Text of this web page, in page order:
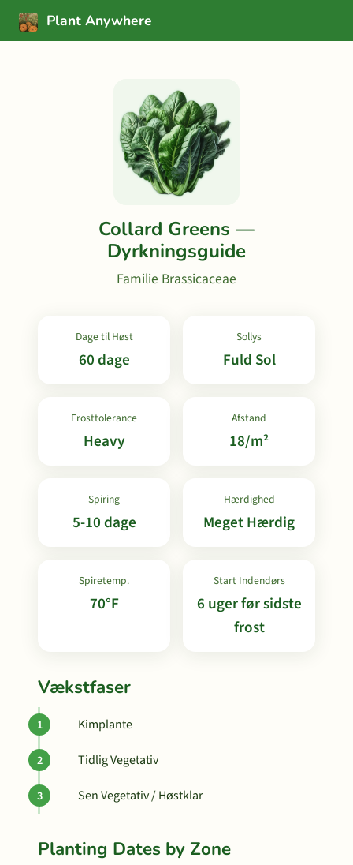
Plant Anywhere
Collard Greens —
Dyrkningsguide
Familie Brassicaceae
Dage til Høst
60 dage
Sollys
Fuld Sol
Frosttolerance
Heavy
Afstand
18/m²
Spiring
5-10 dage
Hærdighed
Meget Hærdig
Spiretemp.
70°F
Start Indendørs
6 uger før sidste
frost
Vækstfaser
Kimplante
Tidlig Vegetativ
Sen Vegetativ / Høstklar
Planting Dates by Zone